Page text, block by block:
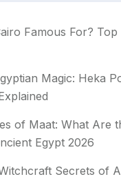
Famous For? Top
Magic: Heka
of Maat: What Are
Egypt 2026
Secrets of